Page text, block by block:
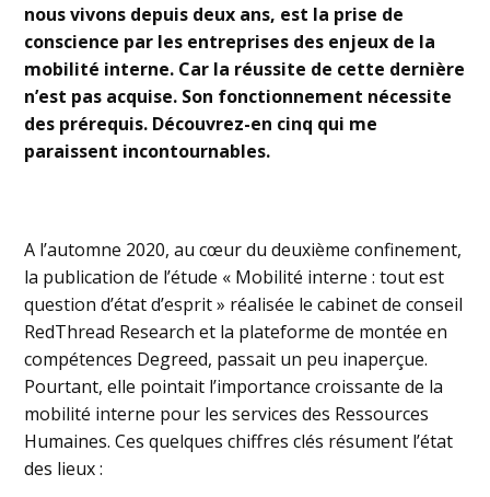
nous vivons depuis deux ans, est la prise de
conscience par les entreprises des enjeux de la
mobilité interne. Car la réussite de cette dernière
n’est pas acquise. Son fonctionnement nécessite
des prérequis. Découvrez-en cinq qui me
paraissent incontournables.
A l’automne 2020, au cœur du deuxième confinement,
la publication de l’étude « Mobilité interne : tout est
question d’état d’esprit » réalisée le cabinet de conseil
RedThread Research et la plateforme de montée en
compétences Degreed, passait un peu inaperçue.
Pourtant, elle pointait l’importance croissante de la
mobilité interne pour les services des Ressources
Humaines. Ces quelques chiffres clés résument l’état
des lieux :